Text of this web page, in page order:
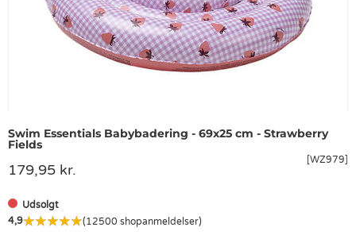
Swim Essentials Babybadering - 69x25 cm - Strawberry
Fields
[WZ979]
179,95 kr.
Udsolgt
4,9
(12500 shopanmeldelser)